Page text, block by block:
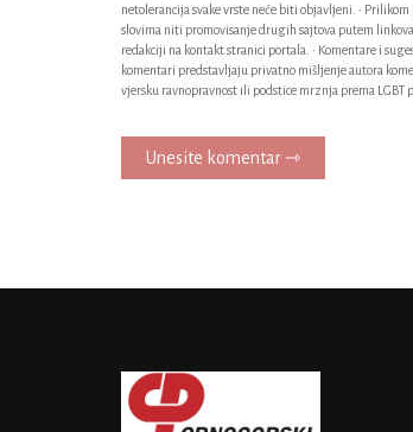
netolerancija svake vrste neće biti objavljeni. •
slovima niti promovisanje drugih sajtova putem
redakciji na kontakt stranici portala. • Komentare i
komentari predstavljaju privatno mišljenje autora
vjersku ravnopravnost ili podstice mrznja prema LGBT
Unesite komentar ⇾